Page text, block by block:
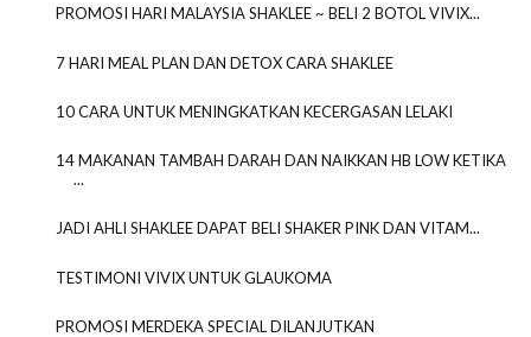
PROMOSI HARI MALAYSIA SHAKLEE ~ BELI 2 BOTOL VIVIX...
7 HARI MEAL PLAN DAN DETOX CARA SHAKLEE
10 CARA UNTUK MENINGKATKAN KECERGASAN LELAKI
14 MAKANAN TAMBAH DARAH DAN NAIKKAN HB LOW KETIKA
...
JADI AHLI SHAKLEE DAPAT BELI SHAKER PINK DAN VITAM...
TESTIMONI VIVIX UNTUK GLAUKOMA
PROMOSI MERDEKA SPECIAL DILANJUTKAN